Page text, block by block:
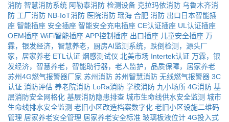
消防 智慧消防系统 阿勒泰消防 检测设备 克拉玛依消防 乌鲁木齐消
防 工厂消防 NB-IoT消防 医院消防 瑶海 合肥 消防 出口日本智能插
座 智能插座 安全插座 智能安全充电插座 CE认证插座 UL认证插座
OEM插座 WiFi智能插座 APP控制插座 出口插座 儿童安全插座 万
霖，银发经济，智慧养老，厨房AI监测系统，跌倒检测，源头厂
家，居家养老 ETL认证 烟感测试仪 北美市场 Intertek认证 万霖，银
发经济，智慧养老，智能助行器，老人监护，品质保障，居家养老
苏州4G燃气报警器厂家 苏州消防 苏州智慧消防 无线燃气报警器 3C
认证 消防评估 养老院消防 LoRa消防 学校消防 九小场所 4G消防 基
层消防安全网格化 基层消防隐患排查 城市生命线供水安全监测 城市
生命线排水安全监测 老旧小区改造档案数字化 老旧小区设施二维码
管理 居家养老安全管理 居家养老安全标准 玻璃板液位计 4G投入式